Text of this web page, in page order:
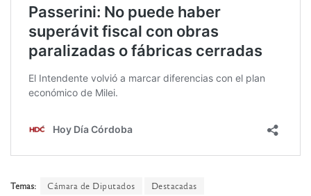
Temas: Cámara de Diputados
Destacadas